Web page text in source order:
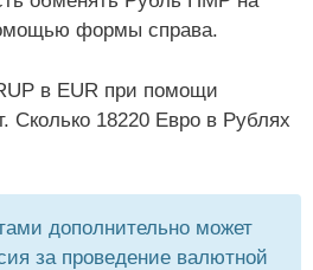
формы справа.
в EUR при помощи
Сколько 18220 Евро в Рублях
дополнительно может
за проведение валютной